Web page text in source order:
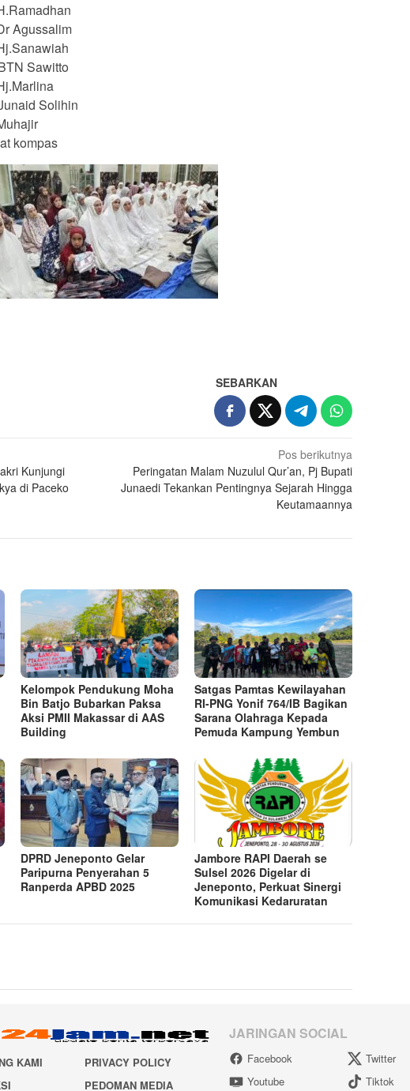
Agussalim
Sawitto
Solihin
kompas
SEBARKAN
Kunjungi
di Paceko
Pos berikutnya
Peringatan Malam Nuzulul Qur’an, Pj Bupati
Junaedi Tekankan Pentingnya Sejarah Hingga
Keutamaannya
Kelompok Pendukung Moha
Bin Batjo Bubarkan Paksa
Aksi PMII Makassar di AAS
Building
Satgas Pamtas Kewilayahan
RI-PNG Yonif 764/IB Bagikan
Sarana Olahraga Kepada
Pemuda Kampung Yembun
DPRD Jeneponto Gelar
Paripurna Penyerahan 5
Ranperda APBD 2025
Jambore RAPI Daerah se
Sulsel 2026 Digelar di
Jeneponto, Perkuat Sinergi
Komunikasi Kedaruratan
KAMI
PRIVACY POLICY
PEDOMAN MEDIA
JARINGAN SOCIAL
Facebook Twitter
Youtube
Tiktok